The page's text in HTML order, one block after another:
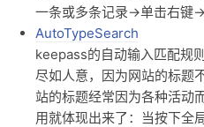
一条或多条记录→单击右键
AutoTypeSearch
keepass的自动输入匹配规
尽如人意，因为网站的标题
站的标题经常因为各种活动
用就体现出来了：当按下全